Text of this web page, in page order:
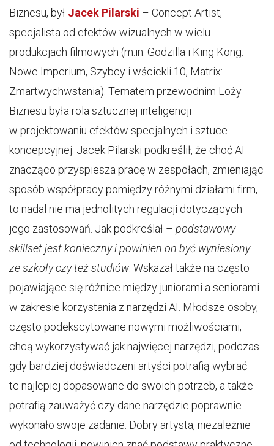
Biznesu, był Jacek Pilarski – Concept Artist,
specjalista od efektów wizualnych w wielu
produkcjach filmowych (m.in. Godzilla i King Kong:
Nowe Imperium, Szybcy i wściekli 10, Matrix:
Zmartwychwstania). Tematem przewodnim Loży
Biznesu była rola sztucznej inteligencji
w projektowaniu efektów specjalnych i sztuce
koncepcyjnej. Jacek Pilarski podkreślił, że choć AI
znacząco przyspiesza pracę w zespołach, zmieniając
sposób współpracy pomiędzy różnymi działami firm,
to nadal nie ma jednolitych regulacji dotyczących
jego zastosowań. Jak podkreślał – podstawowy
skillset jest konieczny i powinien on być wyniesiony
ze szkoły czy też studiów. Wskazał także na często
pojawiające się różnice między juniorami a seniorami
w zakresie korzystania z narzędzi AI. Młodsze osoby,
często podekscytowane nowymi możliwościami,
chcą wykorzystywać jak najwięcej narzędzi, podczas
gdy bardziej doświadczeni artyści potrafią wybrać
te najlepiej dopasowane do swoich potrzeb, a także
potrafią zauważyć czy dane narzędzie poprawnie
wykonało swoje zadanie. Dobry artysta, niezależnie